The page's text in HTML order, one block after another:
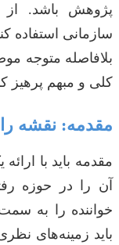
پژوهش باشد. از
سازمانی استفاده
بلافاصله متوجه
کلی و مبهم پرهیز
مقدمه: نقشه
مقدمه باید با
آن را در حوزه
خواننده را به
باید زمینه‌های